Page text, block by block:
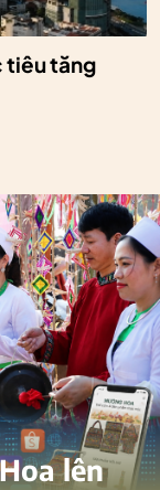
tiêu tăng
lên